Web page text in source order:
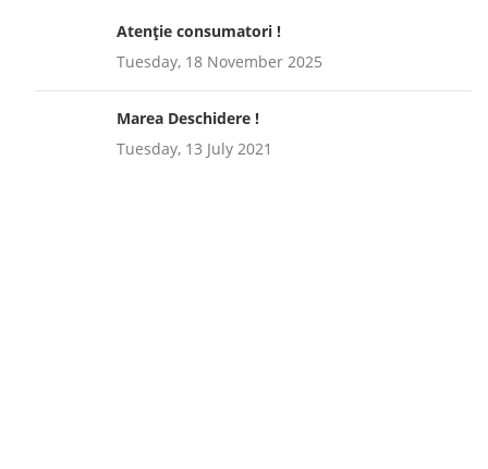
Atenție consumatori !
Tuesday, 18 November 2025
Marea Deschidere !
Tuesday, 13 July 2021